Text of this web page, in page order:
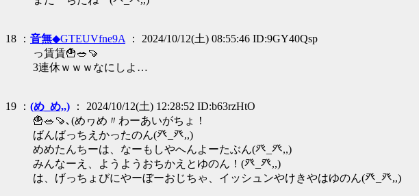
18 ： 音無◆GTEUVfne9A ： 2024/10/12(土) 08:55:46 ID:9GY40Qsp
っ賃賃🍟🥗🍠
3連休ｗｗｗなにしよ…
19 ： (め_め,,) ： 2024/10/12(土) 12:28:52 ID:b63rzHtO
🍟🥗🍠､(めヮめ〃わーあいがちょ！
ばんばっちえかったのん(癶_癶,,)
めめたんちーは、なーもしやへんよーたぶん(癶_癶,,)
みんなーえ、ようようおちかえとゆのん！(癶_癶,,)
は、げっちょびにやーぼーおじちゃ、イッシュンやけきやはゆのん(癶_癶,,)